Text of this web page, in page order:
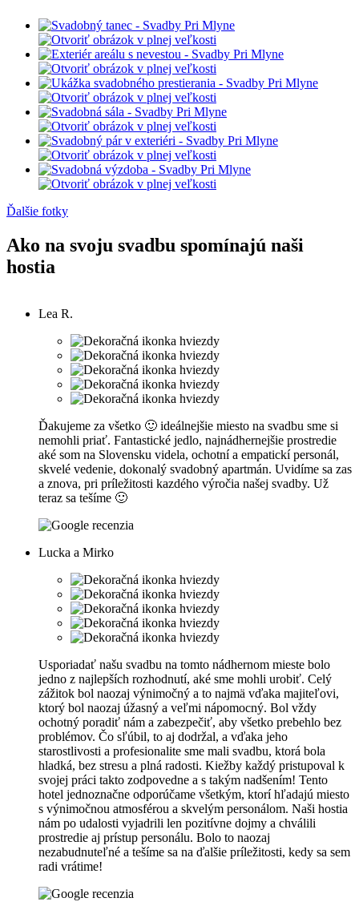
Ďalšie fotky
Ako na svoju svadbu spomínajú naši
hostia
Lea R.
Ďakujeme za všetko 🙂 ideálnejšie miesto na svadbu sme si
nemohli priať. Fantastické jedlo, najnádhernejšie prostredie
aké som na Slovensku videla, ochotní a empatickí personál,
skvelé vedenie, dokonalý svadobný apartmán. Uvidíme sa zas
a znova, pri príležitosti kazdého výročia našej svadby. Už
teraz sa tešíme 🙂
Lucka a Mirko
Usporiadať našu svadbu na tomto nádhernom mieste bolo
jedno z najlepších rozhodnutí, aké sme mohli urobiť. Celý
zážitok bol naozaj výnimočný a to najmä vďaka majiteľovi,
ktorý bol naozaj úžasný a veľmi nápomocný. Bol vždy
ochotný poradiť nám a zabezpečiť, aby všetko prebehlo bez
problémov. Čo sľúbil, to aj dodržal, a vďaka jeho
starostlivosti a profesionalite sme mali svadbu, ktorá bola
hladká, bez stresu a plná radosti. Kiežby každý pristupoval k
svojej práci takto zodpovedne a s takým nadšením! Tento
hotel jednoznačne odporúčame všetkým, ktorí hľadajú miesto
s výnimočnou atmosférou a skvelým personálom. Naši hostia
nám po udalosti vyjadrili len pozitívne dojmy a chválili
prostredie aj prístup personálu. Bolo to naozaj
nezabudnuteľné a tešíme sa na ďalšie príležitosti, kedy sa sem
radi vrátime!